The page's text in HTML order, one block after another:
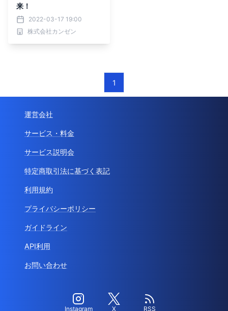
来！
2022-03-17 19:00
株式会社カンゼン
1
運営会社
サービス・料金
サービス説明会
特定商取引法に基づく表記
利用規約
プライバシーポリシー
ガイドライン
API利用
お問い合わせ
Instagram X RSS